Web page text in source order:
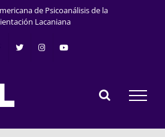
de Psicoanálisis de la
Lacaniana